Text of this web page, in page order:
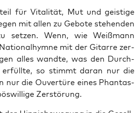
für Vita­li­tät, Mut und geis­ti­ge
mit allen zu Gebo­te ste­hen­den
set­zen. Wenn, wie Weiß­mann
mit der Gitar­re zer­
alles wand­te, was den Durch­
so stimmt dar­an nur die
nur die Ouver­tü­re eines Phan­tas­
Zerstörung.